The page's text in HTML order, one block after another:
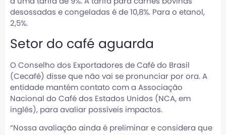
desossadas e congeladas é de 10,8%. Para o etanol,
2,5%.
Setor do café aguarda
O Conselho dos Exportadores de Café do Brasil
(Cecafé) disse que não vai se pronunciar por ora. A
entidade mantém contato com a Associação
Nacional do Café dos Estados Unidos (NCA, em
inglês), para avaliar possíveis impactos.
“Nossa avaliação ainda é preliminar e considera que